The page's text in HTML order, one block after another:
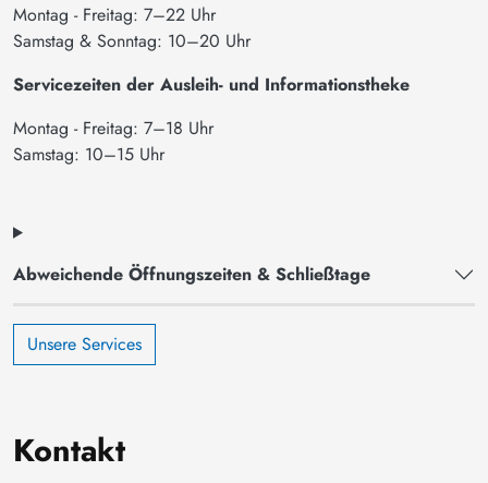
Montag - Freitag: 7–22 Uhr
Samstag & Sonntag: 10–20 Uhr
Servicezeiten der Ausleih- und Informationstheke
Montag - Freitag: 7–18 Uhr
Samstag: 10–15 Uhr
Abweichende Öffnungszeiten & Schließtage
Unsere Services
Kontakt